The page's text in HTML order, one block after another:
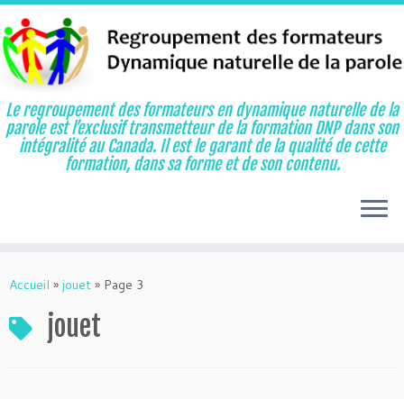
au
Le regroupement des formateurs en dynamique naturelle de la
parole est l’exclusif transmetteur de la formation DNP dans son
intégralité au Canada. Il est le garant de la qualité de cette
formation, dans sa forme et de son contenu.
Accueil » jouet » Page 3
jouet